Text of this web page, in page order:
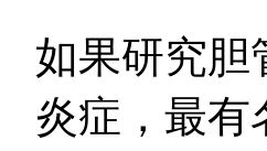
如果研究胆
炎症，最有